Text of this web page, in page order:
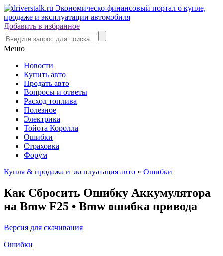
Добавить в избранное
Меню
Новости
Купить авто
Продать авто
Вопросы и ответы
Расход топлива
Полезное
Электрика
Тойота Королла
Ошибки
Страховка
Форум
Купля & продажа и эксплуатация авто » Ошибки
Как Сбросить Ошибку Аккумулятора
на Bmw F25 • Bmw ошибка привода
Версия для скачивания
Ошибки